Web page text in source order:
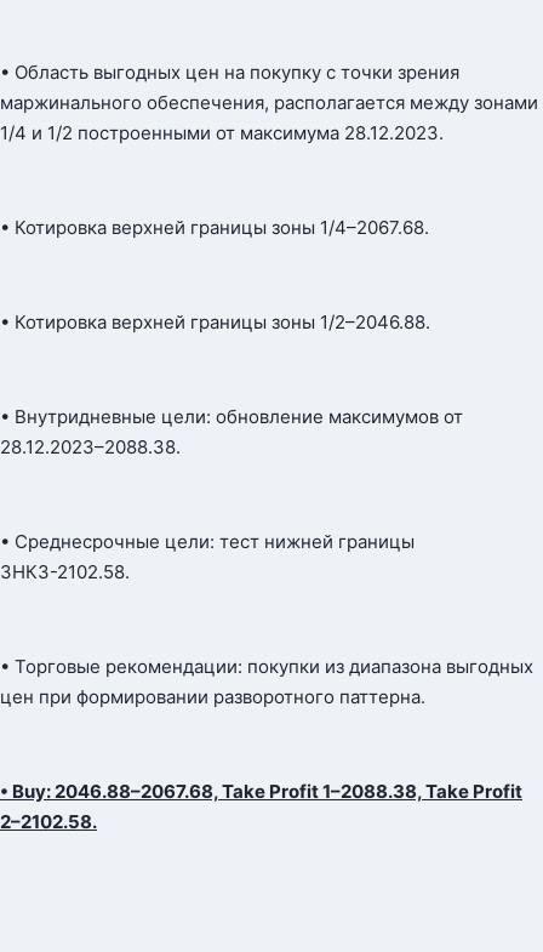
• Область выгодных цен на покупку с точки зрения
маржинального обеспечения, располагается между зонами
1/4 и 1/2 построенными от максимума 28.12.2023.
• Котировка верхней границы зоны 1/4–2067.68.
• Котировка верхней границы зоны 1/2–2046.88.
• Внутридневные цели: обновление максимумов от
28.12.2023–2088.38.
• Среднесрочные цели: тест нижней границы
ЗНКЗ-2102.58.
• Торговые рекомендации: покупки из диапазона выгодных
цен при формировании разворотного паттерна.
• Buy: 2046.88–2067.68, Take Profit 1–2088.38, Take Profit
2–2102.58.